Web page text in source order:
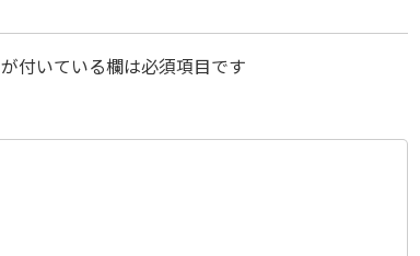
が付いている欄は必須項目です